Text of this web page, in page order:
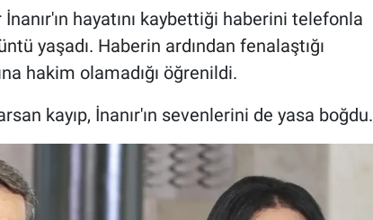
hayatını kaybettiği haberini telefonla
yaşadı. Haberin ardından fenalaştığı
hakim olamadığı öğrenildi.
kayıp, İnanır'ın sevenlerini de yasa boğdu.